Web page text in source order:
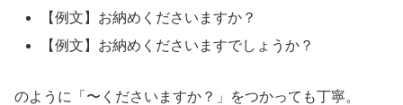
【例文】お納めくださいますか？
【例文】お納めくださいますでしょうか？
のように「〜くださいますか？」をつかっても丁寧。